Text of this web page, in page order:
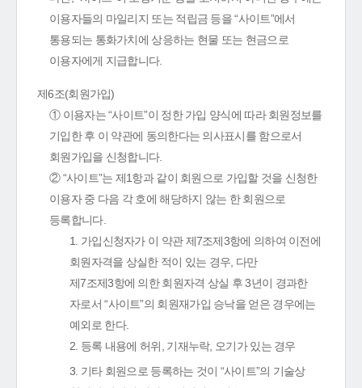
이용자들의 마일리지 또는 적립금 등을 “사이트”에서
통용되는 통화가치에 상응하는 현물 또는 현금으로
이용자에게 지급합니다.
제6조(회원가입)
① 이용자는 “사이트”이 정한 가입 양식에 따라 회원정보를
기입한 후 이 약관에 동의한다는 의사표시를 함으로서
회원가입을 신청합니다.
② “사이트”는 제1항과 같이 회원으로 가입할 것을 신청한
이용자 중 다음 각 호에 해당하지 않는 한 회원으로
등록합니다.
1. 가입신청자가 이 약관 제7조제3항에 의하여 이전에
회원자격을 상실한 적이 있는 경우, 다만
제7조제3항에 의한 회원자격 상실 후 3년이 경과한
자로서 “사이트”의 회원재가입 승낙을 얻은 경우에는
예외로 한다.
2. 등록 내용에 허위, 기재누락, 오기가 있는 경우
3. 기타 회원으로 등록하는 것이 “사이트”의 기술상